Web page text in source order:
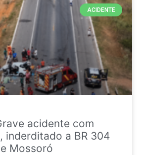
ACIDENTE
acidente com
inderditado a BR 304
Mossoró